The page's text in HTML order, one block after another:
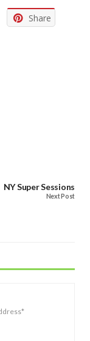
Share
NY Super Sessions
Next Post